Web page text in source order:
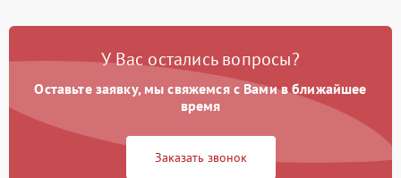
У Вас остались вопросы?
Оставьте заявку, мы свяжемся с Вами в ближайшее
время
Заказать звонок